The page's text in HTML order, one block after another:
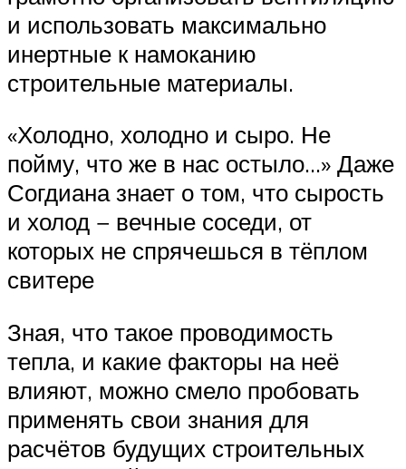
и использовать максимально
инертные к намоканию
строительные материалы.
«Холодно, холодно и сыро. Не
пойму, что же в нас остыло…» Даже
Согдиана знает о том, что сырость
и холод − вечные соседи, от
которых не спрячешься в тёплом
свитере
Зная, что такое проводимость
тепла, и какие факторы на неё
влияют, можно смело пробовать
применять свои знания для
расчётов будущих строительных